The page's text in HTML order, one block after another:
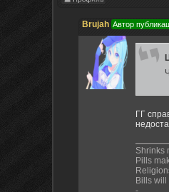
Brujah Автор
ГГ
Shrinks
Pills
Bills